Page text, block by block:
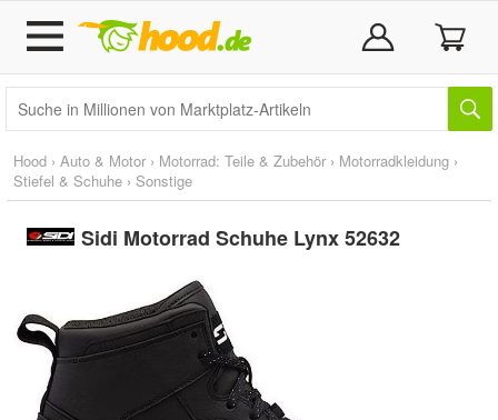
Hood › Auto & Motor › Motorrad: Teile & Zubehör › Motorradkleidung ›
Stiefel & Schuhe › Sonstige
Sidi Motorrad Schuhe Lynx 52632